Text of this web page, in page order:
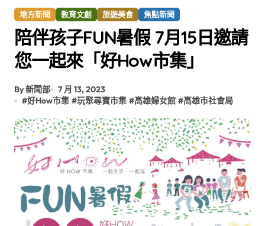
地方新聞 教育文創 旅遊美食 焦點新聞
陪伴孩子FUN暑假 7月15日邀請
您一起來「好How市集」
By 新聞部
7 月 13, 2023
#好How市集 #玩聚尋寶市集 #高雄婦女館 #高雄市社會局